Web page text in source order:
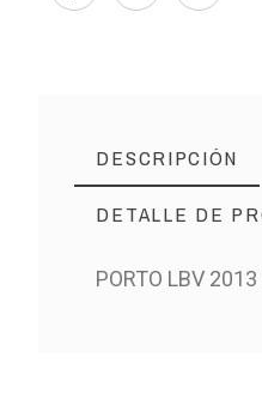
DESCRIPCIÓN
DETALLE DE
PORTO LBV